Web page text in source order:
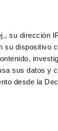
su dirección
su dispositivo
sus datos y
desde la
Más filtros - 1